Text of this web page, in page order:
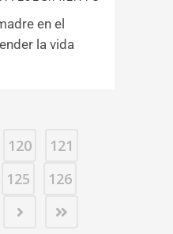
en el
la vida
120
121
125
126